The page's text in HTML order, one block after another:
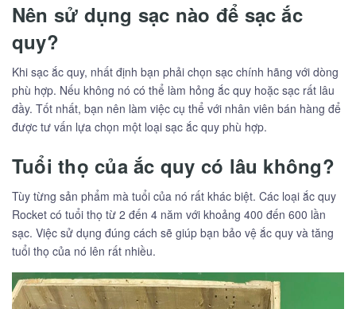
Nên sử dụng sạc nào để sạc ắc
quy?
Khi sạc ắc quy, nhất định bạn phải chọn sạc chính hãng với dòng
phù hợp. Nếu không nó có thể làm hỏng ắc quy hoặc sạc rất lâu
đầy. Tốt nhất, bạn nên làm việc cụ thể với nhân viên bán hàng để
được tư vấn lựa chọn một loại sạc ắc quy phù hợp.
Tuổi thọ của ắc quy có lâu không?
Tùy từng sản phẩm mà tuổi của nó rất khác biệt. Các loại ắc quy
Rocket có tuổi thọ từ 2 đến 4 năm với khoảng 400 đến 600 lần
sạc. Việc sử dụng đúng cách sẽ giúp bạn bảo vệ ắc quy và tăng
tuổi thọ của nó lên rất nhiều.